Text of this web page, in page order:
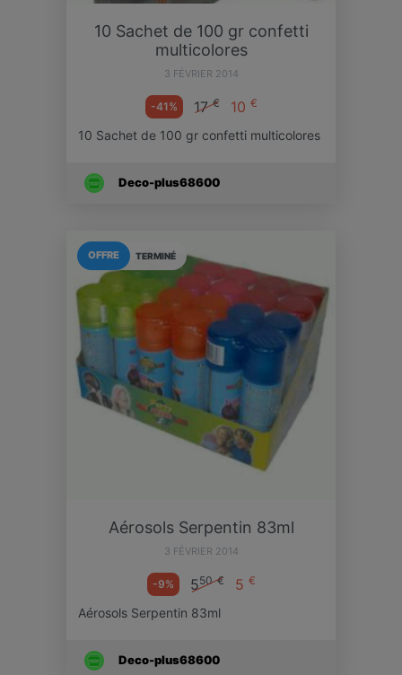
10 Sachet de 100 gr confetti
multicolores
3 FÉVRIER 2014
-41% 17€ 10 €
10 Sachet de 100 gr confetti multicolores
Deco-plus68600
TERMINÉ
OFFRE
Aérosols Serpentin 83ml
3 FÉVRIER 2014
-9% 550 € 5 €
Aérosols Serpentin 83ml
Deco-plus68600